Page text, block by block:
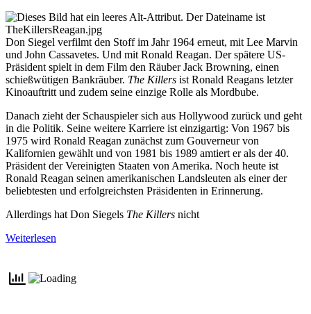
Don Siegel verfilmt den Stoff im Jahr 1964 erneut, mit Lee Marvin
und John Cassavetes. Und mit Ronald Reagan. Der spätere US-
Präsident spielt in dem Film den Räuber Jack Browning, einen
schießwütigen Bankräuber. The Killers ist Ronald Reagans letzter
Kinoauftritt und zudem seine einzige Rolle als Mordbube.
Danach zieht der Schauspieler sich aus Hollywood zurück und geht
in die Politik. Seine weitere Karriere ist einzigartig: Von 1967 bis
1975 wird Ronald Reagan zunächst zum Gouverneur von
Kalifornien gewählt und von 1981 bis 1989 amtiert er als der 40.
Präsident der Vereinigten Staaten von Amerika. Noch heute ist
Ronald Reagan seinen amerikanischen Landsleuten als einer der
beliebtesten und erfolgreichsten Präsidenten in Erinnerung.
Allerdings hat Don Siegels The Killers nicht
Weiterlesen